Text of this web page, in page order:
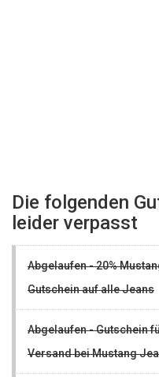
Die folgenden
leider verpasst
Abgelaufen - 20%
Gutschein auf alle Jeans
Abgelaufen - Gutschein
Versand bei Mustang